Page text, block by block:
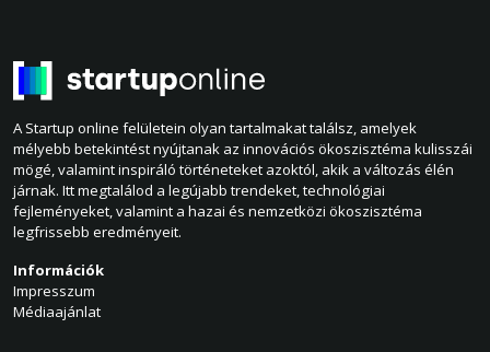
A Startup online felületein olyan tartalmakat találsz, amelyek
mélyebb betekintést nyújtanak az innovációs ökoszisztéma kulisszái
mögé, valamint inspiráló történeteket azoktól, akik a változás élén
járnak. Itt megtalálod a legújabb trendeket, technológiai
fejleményeket, valamint a hazai és nemzetközi ökoszisztéma
legfrissebb eredményeit.
Információk
Impresszum
Médiaajánlat